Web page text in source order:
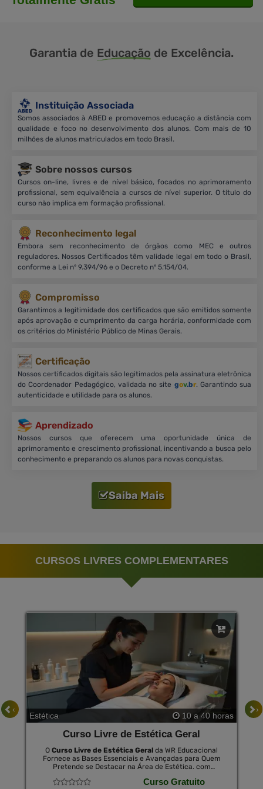
Garantia de Educação de Excelência.
Instituição Associada
Somos associados à ABED e promovemos educação a distância com
qualidade e foco no desenvolvimento dos alunos. Com mais de 10
milhões de alunos matriculados em todo Brasil.
Sobre nossos cursos
Cursos on-line, livres e de nível básico, focados no aprimoramento
profissional, sem equivalência a cursos de nível superior. O título do
curso não implica em formação profissional.
Reconhecimento legal
Embora sem reconhecimento de órgãos como MEC e outros
reguladores. Nossos Certificados têm validade legal em todo o Brasil,
conforme a Lei nº 9.394/96 e o Decreto nº 5.154/04.
Compromisso
Garantimos a legitimidade dos certificados que são emitidos somente
após aprovação e cumprimento da carga horária, conformidade com
os critérios do Ministério Público de Minas Gerais.
Certificação
Nossos certificados digitais são legitimados pela assinatura eletrônica
do Coordenador Pedagógico, validada no site gov.br. Garantindo sua
autenticidade e utilidade para os alunos.
Aprendizado
Nossos cursos que oferecem uma oportunidade única de
aprimoramento e crescimento profissional, incentivando a busca pelo
conhecimento e preparando os alunos para novas conquistas.
Saiba Mais
CURSOS LIVRES COMPLEMENTARES
Estética 10 a 40 horas
Curso Livre de Estética Geral
O Curso Livre de Estética Geral da WR Educacional
Fornece as Bases Essenciais e Avançadas para Quem
Pretende se Destacar na Área de Estética. com
Curso Promove Habilidades Indispensáveis para o
Curso Gratuito
‹ ›